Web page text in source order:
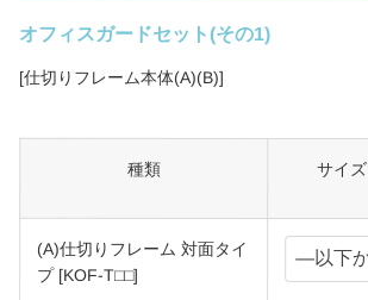
オフィスガードセット(その1)
[仕切りフレーム本体(A)(B)]
種類 サイズ
(A)仕切りフレーム 対面タイ
プ [KOF-T□□]